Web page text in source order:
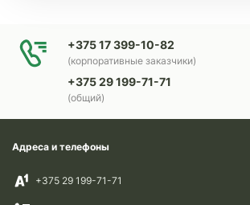
+375 17 399-10-82
(корпоративные заказчики)
+375 29 199-71-71
(общий)
Адреса и телефоны
+375 29 199-71-71